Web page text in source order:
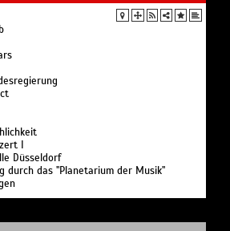
I
Düsseldorf
durch das "Planetarium der Musik"